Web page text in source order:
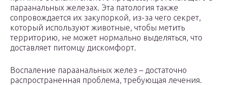
параанальных железах. Эта патология также
сопровождается их закупоркой, из-за чего секрет,
который используют животные, чтобы метить
территорию, не может нормально выделяться, что
доставляет питомцу дискомфорт.
Воспаление параанальных желез – достаточно
распространенная проблема, требующая лечения.